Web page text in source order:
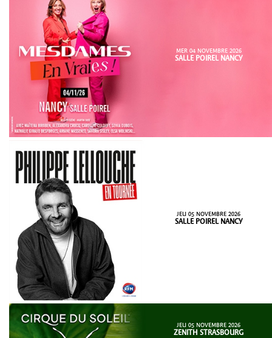
MER 04 NOVEMBRE 2026
SALLE POIREL NANCY
JEU 05 NOVEMBRE 2026
SALLE POIREL NANCY
JEU 05 NOVEMBRE 2026
ZENITH STRASBOURG